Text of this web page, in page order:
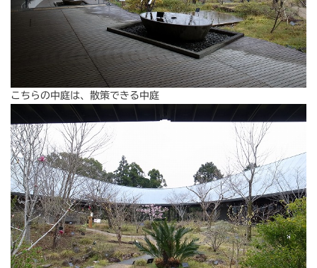
こちらの中庭は、散策できる中庭